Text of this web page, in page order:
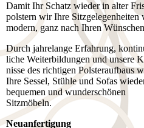
Damit Ihr Schatz wieder in alter
polstern wir Ihre Sitz­ge­le­gen­hei­ten
modern, ganz nach Ihren
Durch jahrelange Erfahrung,
liche Weiterbildungen und unsere
nis­se des richtigen Pol­ster­auf­baus
Ihre Sessel, Stühle und Sofas
bequemen und wunderschönen
Sitzmöbeln.
Neuanfertigung